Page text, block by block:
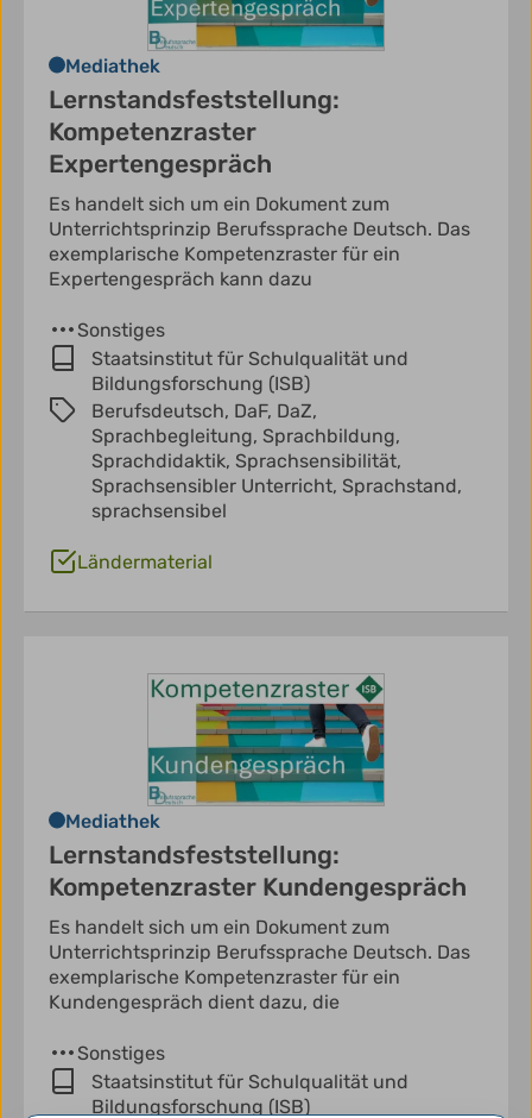
Mediathek
Lernstandsfeststellung:
Kompetenzraster
Expertengespräch
Es handelt sich um ein Dokument zum
Unterrichtsprinzip Berufssprache Deutsch. Das
exemplarische Kompetenzraster für ein
Expertengespräch kann dazu
Sonstiges
Staatsinstitut für Schulqualität und
Bildungsforschung (ISB)
Berufsdeutsch, DaF, DaZ,
Sprachbegleitung, Sprachbildung,
Sprachdidaktik, Sprachsensibilität,
Sprachsensibler Unterricht, Sprachstand,
sprachsensibel
Ländermaterial
Mediathek
Lernstandsfeststellung:
Kompetenzraster Kundengespräch
Es handelt sich um ein Dokument zum
Unterrichtsprinzip Berufssprache Deutsch. Das
exemplarische Kompetenzraster für ein
Kundengespräch dient dazu, die
Sonstiges
Staatsinstitut für Schulqualität und
Bildungsforschung (ISB)